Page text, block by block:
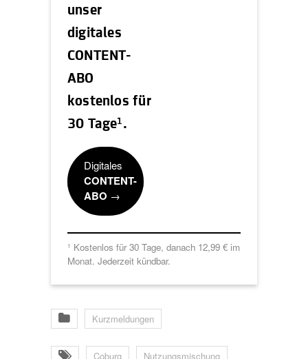
unser
digitales
CONTENT-
ABO
kostenlos für
30 Tage1 .
Digitales
CONTENT-
ABO →
1 Kostenlos für 30 Tage, danach 12,99 € im
Monat. Jederzeit kündbar.
Kurzmeldungen
Coburg Nutzungsmischung